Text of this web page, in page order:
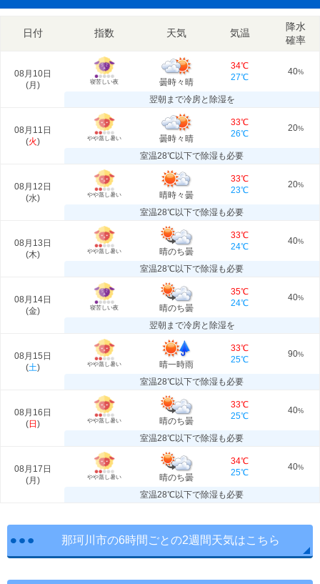
日付 指数 天気 気温
降水
確率
08月10日
(月 ) 寝苦しい夜 曇時々晴
34℃
27℃
40%
翌朝まで冷房と除湿を
08月11日
(火) やや蒸し暑い 曇時々晴
33℃
26℃
20%
室温28℃以下で除湿も必要
08月12日
(水) やや蒸し暑い 晴時々曇
33℃
23℃
20%
室温28℃以下で除湿も必要
08月13日
(木) やや蒸し暑い 晴のち曇
33℃
24℃
40%
室温28℃以下で除湿も必要
08月14日
(金) 寝苦しい夜 晴のち曇
35℃
24℃
40%
翌朝まで冷房と除湿を
08月15日
(土) やや蒸し暑い 晴一時雨
33℃
25℃
90%
室温28℃以下で除湿も必要
08月16日
(日 ) やや蒸し暑い 晴のち曇
33℃
25℃
40%
室温28℃以下で除湿も必要
08月17日
(月 ) やや蒸し暑い 晴のち曇
34℃
25℃
40%
室温28℃以下で除湿も必要
那珂川市の6時間ごとの2週間天気はこちら